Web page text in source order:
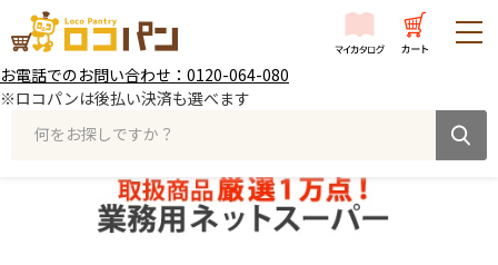
お電話でのお問い合わせ：0120-064-080
※ロコパンは後払い決済も選べます
何をお探しですか？